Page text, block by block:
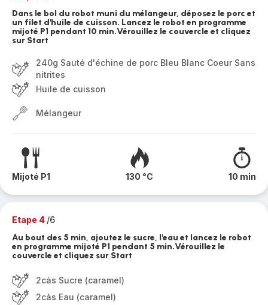
Dans le bol du robot muni du mélangeur, déposez le porc et
un filet d'huile de cuisson. Lancez le robot en programme
mijoté P1 pendant 10 min.Vérouillez le couvercle et cliquez
sur Start
240g Sauté d'échine de porc Bleu Blanc Coeur Sans
nitrites
Huile de cuisson
Mélangeur
Mijoté P1 130 °C 10 min
Etape 4 /6
Au bout des 5 min, ajoutez le sucre, l'eau et lancez le robot
en programme mijoté P1 pendant 5 min.Vérouillez le
couvercle et cliquez sur Start
2càs Sucre (caramel)
2càs Eau (caramel)